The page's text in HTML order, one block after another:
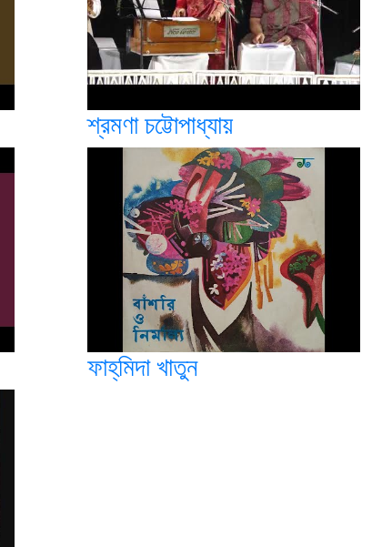
শ্রমণা চট্টোপাধ্যায়
ফাহ্‌মিদা খাতুন